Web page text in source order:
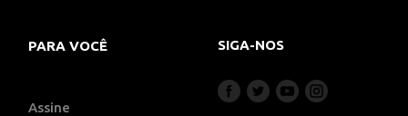
PARA VOCÊ
Assine
SIGA-NOS